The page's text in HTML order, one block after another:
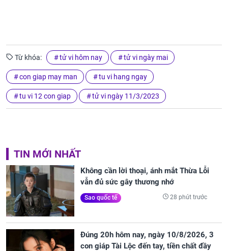
Từ khóa: tử vi hôm nay tử vi ngày mai
con giap may man tu vi hang ngay
tu vi 12 con giap tử vi ngày 11/3/2023
TIN MỚI NHẤT
Không cần lời thoại, ánh mắt Thừa Lỗi
vẫn đủ sức gây thương nhớ
Sao quốc tế 28 phút trước
Đúng 20h hôm nay, ngày 10/8/2026, 3
con giáp Tài Lộc đến tay, tiền chất đầy